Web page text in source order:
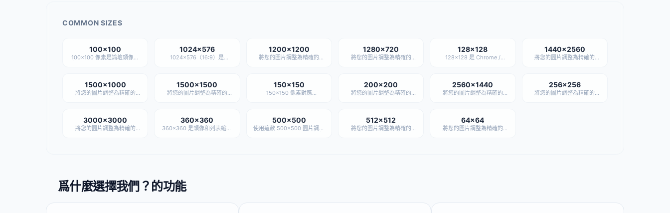
COMMON SIZES
100×100
100×100 像素是論壇頭像、
以批量處理數百張而不拖慢頁
面。
1024×576
1024×576（16:9）是
Google 地圖的商家資訊旁，
是本地商家線上展示的標準尺
寸。
1200×1200
將您的圖片調整為精確的
1280×720
將您的圖片調整為精確的
128×128
128×128 是 Chrome /
表情上傳尺寸。
1440×2560
將您的圖片調整為精確的
1500×1000
將您的圖片調整為精確的
1500×1500
將您的圖片調整為精確的
150×150
150×150 像素對應
網格和作者頭像展示。
200×200
將您的圖片調整為精確的
2560×1440
將您的圖片調整為精確的
256×256
將您的圖片調整為精確的
3000×3000
將您的圖片調整為精確的
360×360
360×360 是頭像和列表縮圖
500×500
使用這款 500x500 圖片調整
512×512
將您的圖片調整為精確的
64×64
將您的圖片調整為精確的
爲什麼選擇我們？的功能